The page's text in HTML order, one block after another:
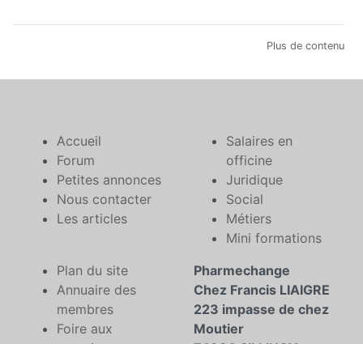
Plus de contenu
Accueil
Forum
Petites annonces
Nous contacter
Les articles
Salaires en
officine
Juridique
Social
Métiers
Mini formations
Plan du site
Annuaire des
membres
Foire aux
Pharmechange
Chez Francis LIAIGRE
223 impasse de chez
Moutier